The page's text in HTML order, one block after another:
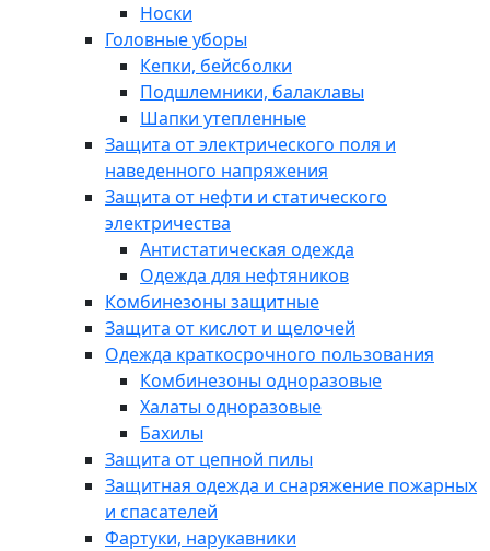
Носки
Головные уборы
Кепки, бейсболки
Подшлемники, балаклавы
Шапки утепленные
Защита от электрического поля и
наведенного напряжения
Защита от нефти и статического
электричества
Антистатическая одежда
Одежда для нефтяников
Комбинезоны защитные
Защита от кислот и щелочей
Одежда краткосрочного пользования
Комбинезоны одноразовые
Халаты одноразовые
Бахилы
Защита от цепной пилы
Защитная одежда и снаряжение пожарных
и спасателей
Фартуки, нарукавники